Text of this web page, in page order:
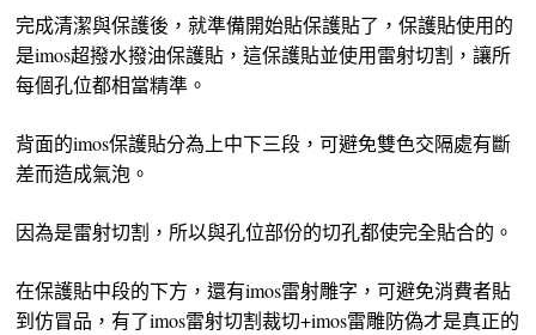
完成清潔與保護後，就準備開始貼保護貼了，保護貼使用的
是imos超撥水撥油保護貼，這保護貼並使用雷射切割，讓所
每個孔位都相當精準。
背面的imos保護貼分為上中下三段，可避免雙色交隔處有斷
差而造成氣泡。
因為是雷射切割，所以與孔位部份的切孔都使完全貼合的。
在保護貼中段的下方，還有imos雷射雕字，可避免消費者貼
到仿冒品，有了imos雷射切割裁切+imos雷雕防偽才是真正的